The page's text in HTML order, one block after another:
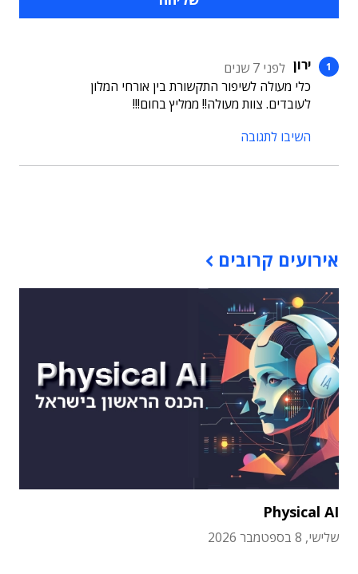
ירון לפני 7 שנים
כלי מעולה לשיפור התקשורת בין אורחי המלון
לעובדים. צוות מעולה!! ממליץ בחום!!!
השיבו לתגובה
אירועים קרובים
Physical AI
שלישי, 8 בספטמבר 2026